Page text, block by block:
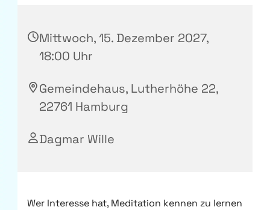
Mittwoch, 15. Dezember 2027,
18:00 Uhr
Gemeindehaus, Lutherhöhe 22,
22761 Hamburg
Dagmar Wille
Wer Interesse hat, Meditation kennen zu lernen